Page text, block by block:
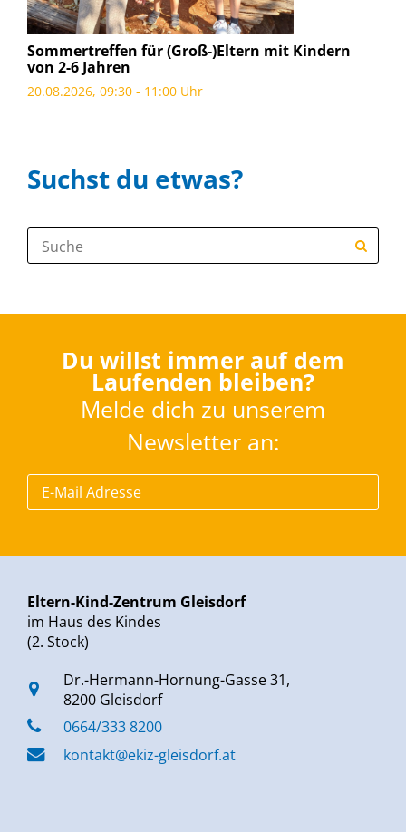
Sommertreffen für (Groß-)Eltern mit Kindern
von 2-6 Jahren
20.08.2026, 09:30 - 11:00 Uhr
Suchst du etwas?
Suche:
Du willst immer auf dem
Laufenden bleiben?
Melde dich zu unserem
Newsletter an:
Eltern-Kind-Zentrum Gleisdorf
im Haus des Kindes
(2. Stock)
Dr.-Hermann-Hornung-Gasse 31,
8200 Gleisdorf
0664/333 8200
kontakt@ekiz-gleisdorf.at